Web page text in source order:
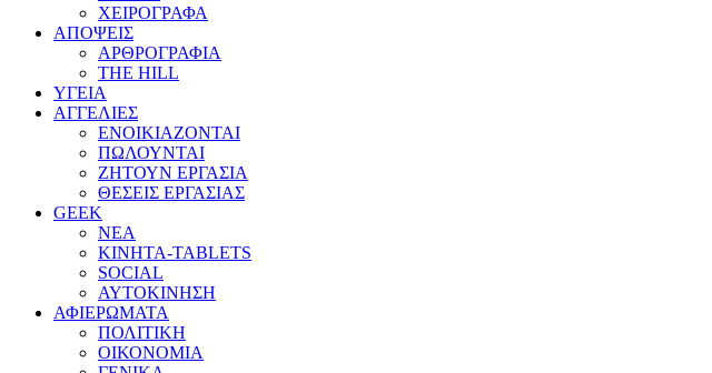
ΧΕΙΡΟΓΡΑΦΑ
ΑΠΟΨΕΙΣ
ΑΡΘΡΟΓΡΑΦΙΑ
THE HILL
ΥΓΕΙΑ
ΑΓΓΕΛΙΕΣ
ΕΝΟΙΚΙΑΖΟΝΤΑΙ
ΠΩΛΟΥΝΤΑΙ
ΖΗΤΟΥΝ ΕΡΓΑΣΙΑ
ΘΕΣΕΙΣ ΕΡΓΑΣΙΑΣ
GEEK
ΝΕΑ
ΚΙΝΗΤΑ-TABLETS
SOCIAL
ΑΥΤΟΚΙΝΗΣΗ
ΑΦΙΕΡΩΜΑΤΑ
ΠΟΛΙΤΙΚΗ
ΟΙΚΟΝΟΜΙΑ